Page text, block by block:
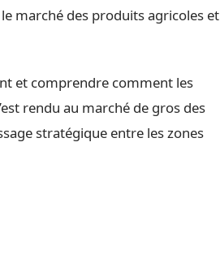
marché des produits agricoles et
et comprendre comment les
rendu au marché de gros des
stratégique entre les zones